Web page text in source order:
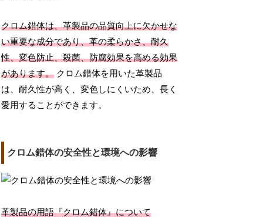
クロム錯体は、革製品の品質向上に欠かせな
い重要な成分であり、革の柔らかさ、耐久
性、変色防止、殺菌、防腐効果を高める効果
があります。 クロム錯体を用いた革製品
は、耐久性が高く、変色しにくいため、長く
愛用することができます。
クロム錯体の安全性と環境への影響
革製品の用語『クロム錯体』について